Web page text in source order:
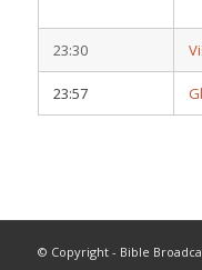
23:30
23:57
© Copyright - Bible